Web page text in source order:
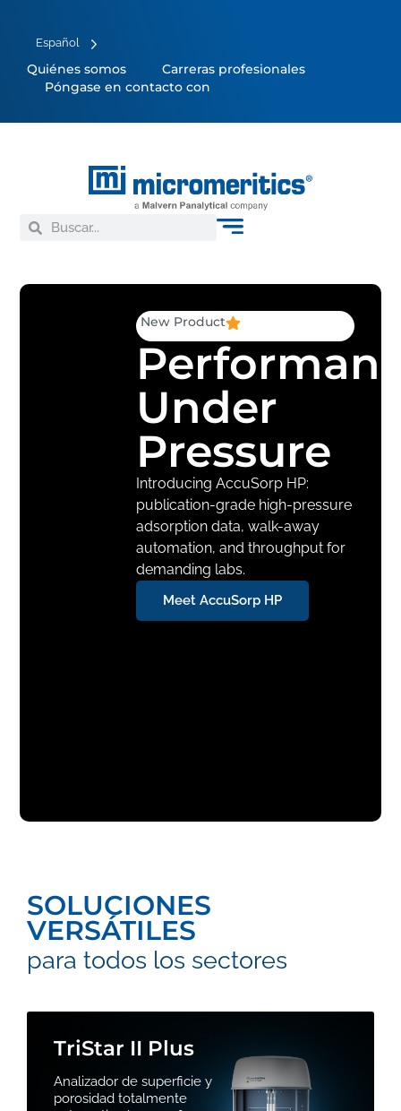
Español
Quiénes somos
Carreras profesionales
Póngase en contacto con
New Product
Under
Pressure
Introducing AccuSorp HP:
publication-grade high-pressure
adsorption data, walk-away
automation, and throughput for
demanding labs.
Meet AccuSorp HP
SOLUCIONES
VERSÁTILES
para todos los sectores
TriStar II Plus
Analizador de superficie y
porosidad totalmente